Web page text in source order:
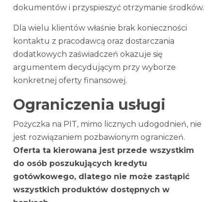
dokumentów i przyspieszyć otrzymanie środków.
Dla wielu klientów właśnie brak konieczności
kontaktu z pracodawcą oraz dostarczania
dodatkowych zaświadczeń okazuje się
argumentem decydującym przy wyborze
konkretnej oferty finansowej.
Ograniczenia usługi
Pożyczka na PIT, mimo licznych udogodnień, nie
jest rozwiązaniem pozbawionym ograniczeń.
Oferta ta kierowana jest przede wszystkim
do osób poszukujących kredytu
gotówkowego, dlatego nie może zastąpić
wszystkich produktów dostępnych w